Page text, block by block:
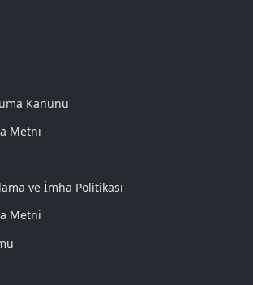
Kanunu
Metni
ve İmha Politikası
Metni